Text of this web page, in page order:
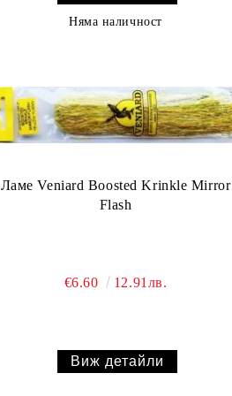
Няма наличност
Ламе Veniard Boosted Krinkle Mirror
Flash
€6.60 12.91лв.
Виж детайли